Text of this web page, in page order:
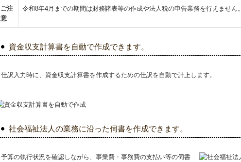
ご注
意
令和8年4月までの期間は財務諸表等の作成や法人税の申告業務を行えません。
資金収支計算書を自動で作成できます。
仕訳入力時に、資金収支計算書を作成するための仕訳を自動で計上します。
社会福祉法人の業務に沿った伺書を作成できます。
予算の執行状況を確認しながら、事業費・事務費の支払い等の伺書